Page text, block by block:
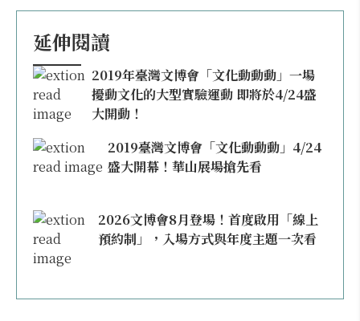
延伸閱讀
2019年臺灣文博會「文化動動動」一場
擾動文化的大型實驗運動 即將於4/24盛
大開動！
2019臺灣文博會「文化動動動」4/24
盛大開幕！華山展場搶先看
2026文博會8月登場！首度啟用「線上
預約制」，入場方式與年度主題一次看